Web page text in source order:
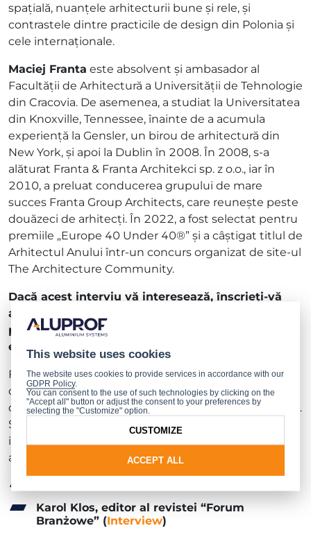
spațială, nuanțele arhitecturii bune și rele, și
contrastele dintre practicile de design din Polonia și
cele internaționale.
Maciej Franta este absolvent și ambasador al
Facultății de Arhitectură a Universității de Tehnologie
din Cracovia. De asemenea, a studiat la Universitatea
din Knoxville, Tennessee, înainte de a acumula
experiență la Gensler, un birou de arhitectură din
New York, și apoi la Dublin în 2008. În 2008, s-a
alăturat Franta & Franta Architekci sp. z o.o., iar în
2010, a preluat conducerea grupului de mare
succes Franta Group Architects, care reunește peste
douăzeci de arhitecți. În 2022, a fost selectat pentru
premiile „Europe 40 Under 40®” și a câștigat titlul de
Arhitectul Anului într-un concurs organizat de site-ul
The Architecture Community.
Dacă acest interviu vă interesează, înscrieți-vă
acum la
primi în curând un link pentru a viziona în
exclusivitate interviul nostru cu Maciej Franta!
Future Builders, inițiat și sponsorizat de Aluprof, este
dedicat promovării dialogului despre viitorul
designului, arhitecturii, urbanismului și construcțiilor.
Sesiunile noastre prezintă interviuri cu experți din
industrie și susținători ai schimbării pozitive. În
această ediție, am avut deja ca invitați:
Karol Klos, editor al revistei “Forum
Branżowe” (Interview)
This website uses cookies
The website uses cookies to provide services in accordance with our
GDPR Policy.
You can consent to the use of such technologies by clicking on the
"Accept all" button or adjust the consent to your preferences by
selecting the "Customize" option.
ACCEPT ALL
CUSTOMIZE